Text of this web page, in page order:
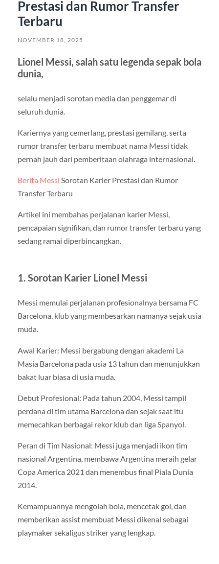
Prestasi dan Rumor Transfer
Terbaru
NOVEMBER 18, 2025
Lionel Messi, salah satu legenda sepak bola
dunia,
selalu menjadi sorotan media dan penggemar di
seluruh dunia.
Kariernya yang cemerlang, prestasi gemilang, serta
rumor transfer terbaru membuat nama Messi tidak
pernah jauh dari pemberitaan olahraga internasional.
Berita Messi Sorotan Karier Prestasi dan Rumor
Transfer Terbaru
Artikel ini membahas perjalanan karier Messi,
pencapaian signifikan, dan rumor transfer terbaru yang
sedang ramai diperbincangkan.
1. Sorotan Karier Lionel Messi
Messi memulai perjalanan profesionalnya bersama FC
Barcelona, klub yang membesarkan namanya sejak usia
muda.
Awal Karier: Messi bergabung dengan akademi La
Masia Barcelona pada usia 13 tahun dan menunjukkan
bakat luar biasa di usia muda.
Debut Profesional: Pada tahun 2004, Messi tampil
perdana di tim utama Barcelona dan sejak saat itu
memecahkan berbagai rekor klub dan liga Spanyol.
Peran di Tim Nasional: Messi juga menjadi ikon tim
nasional Argentina, membawa Argentina meraih gelar
Copa America 2021 dan menembus final Piala Dunia
2014.
Kemampuannya mengolah bola, mencetak gol, dan
memberikan assist membuat Messi dikenal sebagai
playmaker sekaligus striker yang lengkap.